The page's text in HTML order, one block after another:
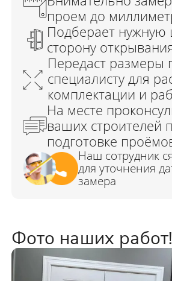
Фото наших работ!